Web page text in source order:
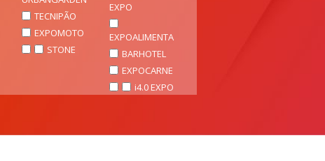
TECNIPÃO
EXPOMOTO
STONE
EXPO
EXPOALIMENTA
BARHOTEL
EXPOCARNE
i4.0 EXPO